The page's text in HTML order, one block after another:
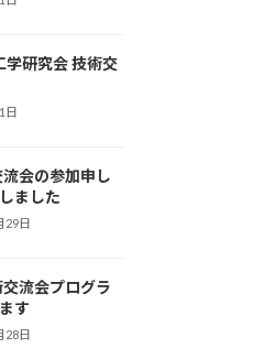
学研究会 技術交
日
会の参加申し
ました
29日
流会プログラ
す
28日